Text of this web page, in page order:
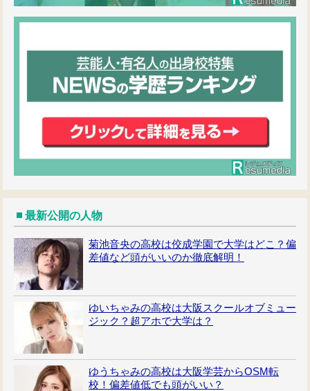
最新公開の人物
菊池音央の高校は佼成学園で大学はどこ？偏
差値など頭がいいのか徹底解明！
ゆいちゃみの高校は大阪スクールオブミュー
ジック？超アホで大学は？
ゆうちゃみの高校は大阪学芸からOSM転
校！偏差値低でも頭がいい？